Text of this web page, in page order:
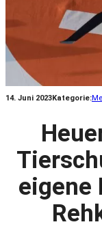
14. Juni 2023Kategorie:
eigene